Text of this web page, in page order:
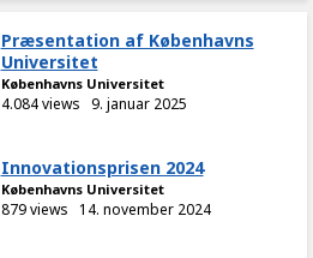
Præsentation af Københavns
Universitet
Københavns Universitet
4.084 views 9. januar 2025
Innovationsprisen 2024
Københavns Universitet
879 views 14. november 2024